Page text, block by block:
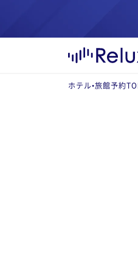
ホテル•旅館予約